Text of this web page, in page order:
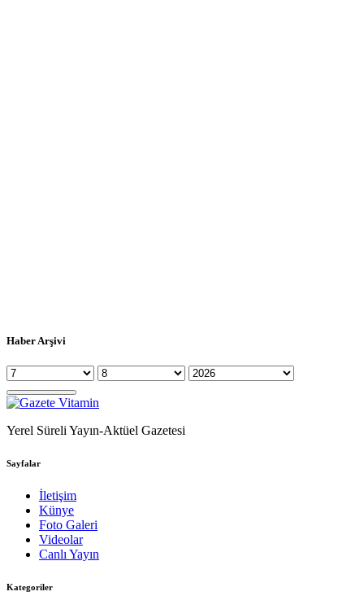
Haber Arşivi
Yerel Süreli Yayın-Aktüel Gazetesi
Sayfalar
İletişim
Künye
Foto Galeri
Videolar
Canlı Yayın
Kategoriler